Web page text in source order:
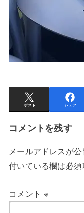
ポスト シェア
コメントを残す
メールアドレスが公
付いている欄は必
コメント ※